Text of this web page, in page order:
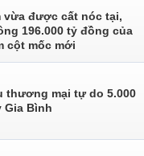
vừa được cất nóc tại,
196.000 tỷ đồng của
cột mốc mới
thương mại tự do 5.000
Gia Bình